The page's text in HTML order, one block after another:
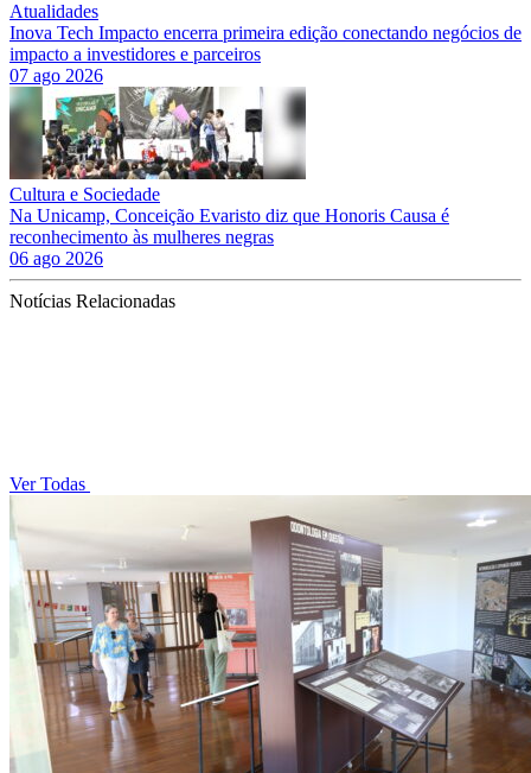
Atualidades
Inova Tech Impacto encerra primeira edição conectando negócios de
impacto a investidores e parceiros
07 ago 2026
Cultura e Sociedade
Na Unicamp, Conceição Evaristo diz que Honoris Causa é
reconhecimento às mulheres negras
06 ago 2026
Notícias Relacionadas
Ver Todas